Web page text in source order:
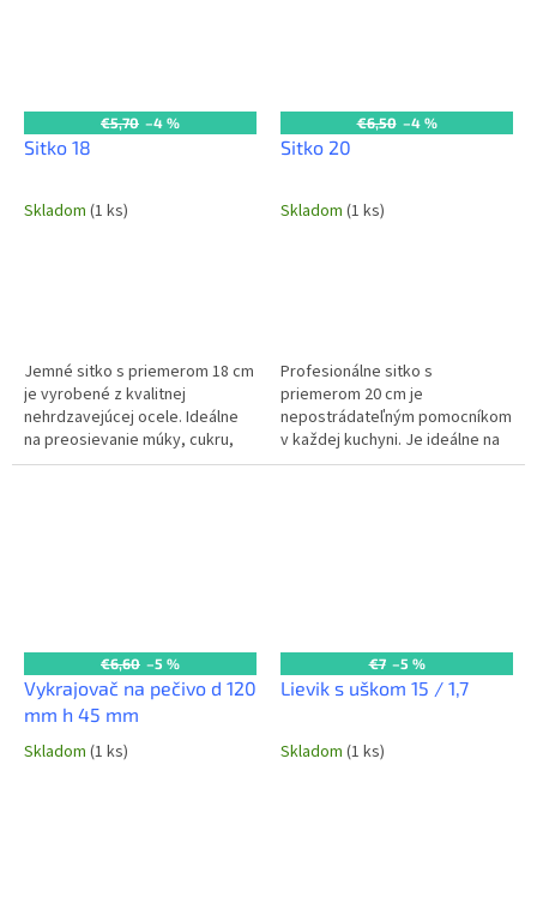
€5,70 –4 %
Sitko 18
Skladom (1 ks)
Jemné sitko s priemerom 18 cm
je vyrobené z kvalitnej
nehrdzavejúcej ocele. Ideálne
na preosievanie múky, cukru,
kakaa alebo na scedenie
€6,50 –4 %
Sitko 20
Skladom (1 ks)
Profesionálne sitko s
priemerom 20 cm je
nepostrádateľným pomocníkom
v každej kuchyni. Je ideálne na
preosievanie múky, cukru,
€6,60 –5 %
Vykrajovač na pečivo d 120
mm h 45 mm
Skladom (1 ks)
€7 –5 %
Lievik s uškom 15 / 1,7
Skladom (1 ks)